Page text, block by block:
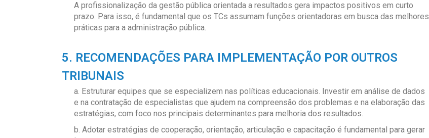
A profissionalização da gestão pública orientada a resultados gera impactos positivos em curto
prazo. Para isso, é fundamental que os TCs assumam funções orientadoras em busca das melhores
práticas para a administração pública.
5. RECOMENDAÇÕES PARA IMPLEMENTAÇÃO POR OUTROS
TRIBUNAIS
a. Estruturar equipes que se especializem nas políticas educacionais. Investir em análise de dados
e na contratação de especialistas que ajudem na compreensão dos problemas e na elaboração das
estratégias, com foco nos principais determinantes para melhoria dos resultados.
b. Adotar estratégias de cooperação, orientação, articulação e capacitação é fundamental para gerar